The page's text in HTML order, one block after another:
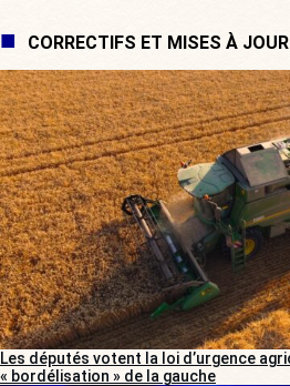
CORRECTIFS ET MISES À JOUR
Les députés votent la loi d’urgence
« bordélisation » de la gauche